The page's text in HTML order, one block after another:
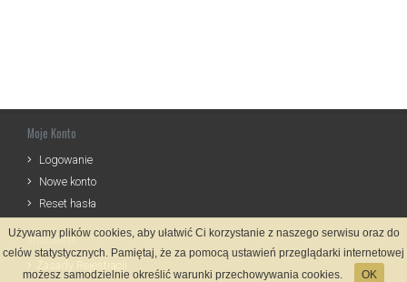
Moje Konto
Logowanie
Nowe konto
Reset hasła
Informacje
Używamy plików cookies, aby ułatwić Ci korzystanie z naszego serwisu oraz do
celów statystycznych. Pamiętaj, że za pomocą ustawień przeglądarki internetowej
możesz samodzielnie określić warunki przechowywania cookies.
OK